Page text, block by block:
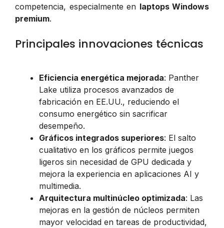
competencia, especialmente en laptops Windows
premium.
Principales innovaciones técnicas
Eficiencia energética mejorada: Panther
Lake utiliza procesos avanzados de
fabricación en EE.UU., reduciendo el
consumo energético sin sacrificar
desempeño.
Gráficos integrados superiores: El salto
cualitativo en los gráficos permite juegos
ligeros sin necesidad de GPU dedicada y
mejora la experiencia en aplicaciones AI y
multimedia.
Arquitectura multinúcleo optimizada: Las
mejoras en la gestión de núcleos permiten
mayor velocidad en tareas de productividad,